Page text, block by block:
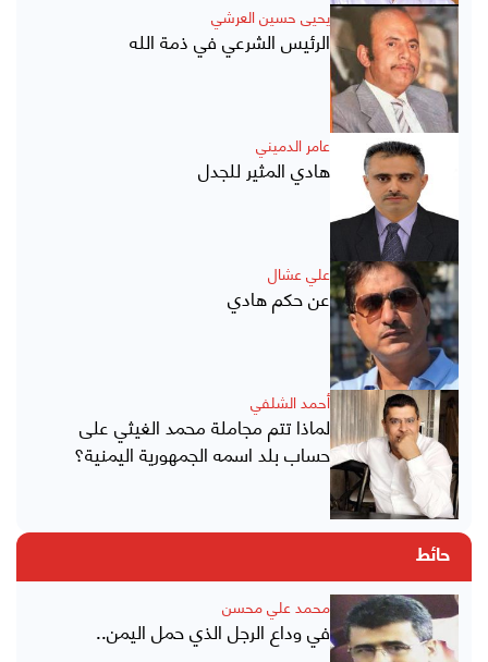
يحيى حسين العرشي
الرئيس الشرعي في ذمة الله
عامر الدميني
هادي المثير للجدل
علي عشال
عن حكم هادي
أحمد الشلفي
لماذا تتم مجاملة محمد الغيثي على
حساب بلد اسمه الجمهورية اليمنية؟
حائط
محمد علي محسن
في وداع الرجل الذي حمل اليمن..